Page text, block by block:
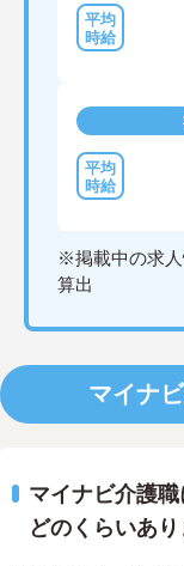
※掲載中の求
算出
マイナ
マイナビ介護
どのくらいあり